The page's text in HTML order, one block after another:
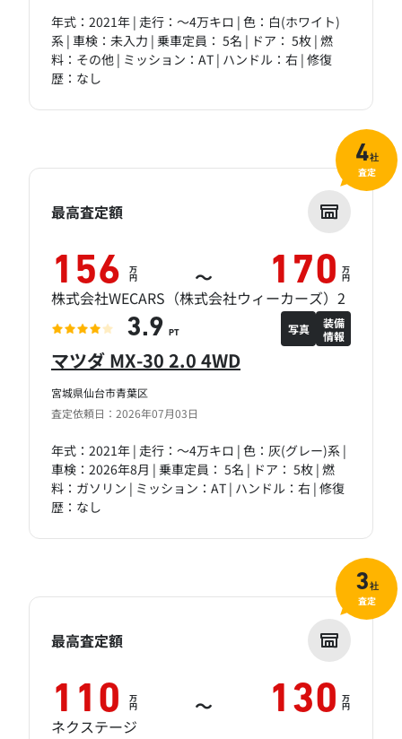
年式：2021年 | 走行：～4万キロ | 色：白(ホワイト)
系 | 車検：未入力 | 乗車定員： 5名 | ドア： 5枚 | 燃
料：その他 | ミッション：AT | ハンドル：右 | 修復
歴：なし
宮城県仙台市青葉区
査定依頼日：2026年07月03日
マツダ MX-30 2.0 4WD
年式：2021年 | 走行：～4万キロ | 色：灰(グレー)系 |
車検：2026年8月 | 乗車定員： 5名 | ドア： 5枚 | 燃
料：ガソリン | ミッション：AT | ハンドル：右 | 修復
歴：なし
最高査定額
156 万
円 ～ 170 万
円
株式会社WECARS（株式会社ウィーカーズ）2
3.9 PT 写真
装備
情報
4社
査定
最高査定額
110 万
円 ～ 130 万
円
ネクステージ
3社
査定